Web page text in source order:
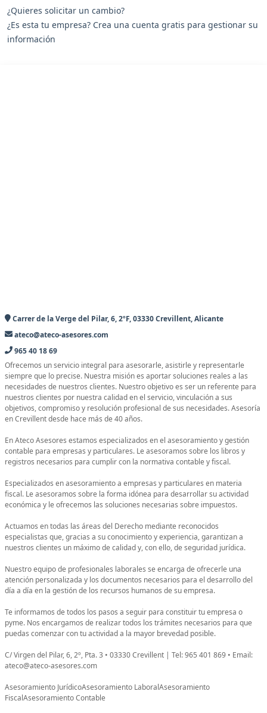
¿Quieres solicitar un cambio?
¿Es esta tu empresa? Crea una cuenta gratis para gestionar su
información
Carrer de la Verge del Pilar, 6, 2ºF, 03330 Crevillent, Alicante
ateco@ateco-asesores.com
965 40 18 69
Ofrecemos un servicio integral para asesorarle, asistirle y representarle
siempre que lo precise. Nuestra misión es aportar soluciones reales a las
necesidades de nuestros clientes. Nuestro objetivo es ser un referente para
nuestros clientes por nuestra calidad en el servicio, vinculación a sus
objetivos, compromiso y resolución profesional de sus necesidades. Asesoría
en Crevillent desde hace más de 40 años.
En Ateco Asesores estamos especializados en el asesoramiento y gestión
contable para empresas y particulares. Le asesoramos sobre los libros y
registros necesarios para cumplir con la normativa contable y fiscal.
Especializados en asesoramiento a empresas y particulares en materia
fiscal. Le asesoramos sobre la forma idónea para desarrollar su actividad
económica y le ofrecemos las soluciones necesarias sobre impuestos.
Actuamos en todas las áreas del Derecho mediante reconocidos
especialistas que, gracias a su conocimiento y experiencia, garantizan a
nuestros clientes un máximo de calidad y, con ello, de seguridad jurídica.
Nuestro equipo de profesionales laborales se encarga de ofrecerle una
atención personalizada y los documentos necesarios para el desarrollo del
día a día en la gestión de los recursos humanos de su empresa.
Te informamos de todos los pasos a seguir para constituir tu empresa o
pyme. Nos encargamos de realizar todos los trámites necesarios para que
puedas comenzar con tu actividad a la mayor brevedad posible.
C/ Virgen del Pilar, 6, 2º, Pta. 3 • 03330 Crevillent | Tel: 965 401 869 • Email:
ateco@ateco-asesores.com
Asesoramiento JurídicoAsesoramiento LaboralAsesoramiento
FiscalAsesoramiento Contable